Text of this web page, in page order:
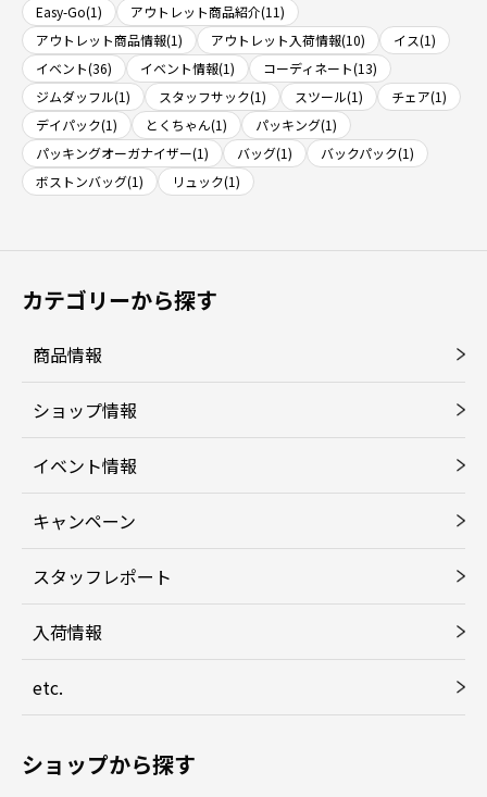
Easy-Go(1)
アウトレット商品紹介(11)
アウトレット商品情報(1)
アウトレット入荷情報(10)
イス(1)
イベント(36)
イベント情報(1)
コーディネート(13)
ジムダッフル(1)
スタッフサック(1) スツール(1)
チェア(1)
デイパック(1)
とくちゃん(1)
パッキング(1)
パッキングオーガナイザー(1)
バッグ(1)
バックパック(1)
ボストンバッグ(1)
リュック(1)
カテゴリーから探す
商品情報
ショップ情報
イベント情報
キャンペーン
スタッフレポート
入荷情報
etc.
ショップから探す